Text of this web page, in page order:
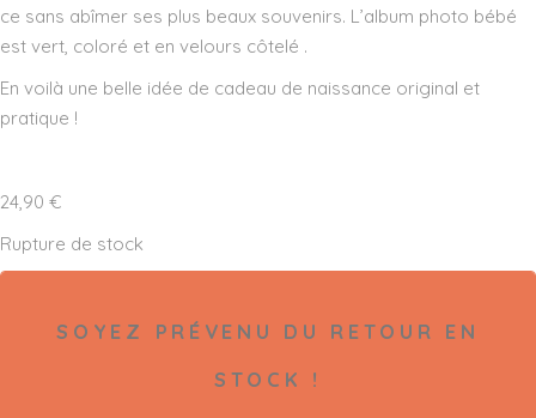
ce sans abîmer ses plus beaux souvenirs. L’album photo bébé
est vert, coloré et en velours côtelé .
En voilà une belle idée de cadeau de naissance original et
pratique !
24,90 €
Rupture de stock
SOYEZ PRÉVENU DU RETOUR EN
STOCK !